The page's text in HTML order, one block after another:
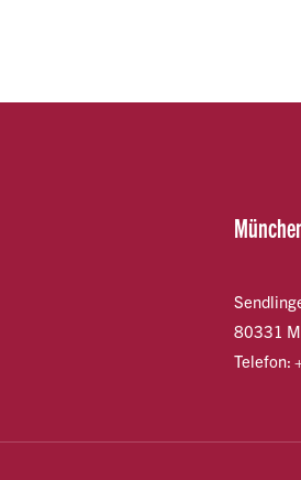
80331
Telefon: